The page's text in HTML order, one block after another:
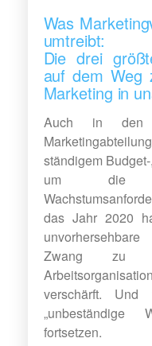
Was
umtreibt:
Die drei
auf dem Weg
Marketing in
Auch in den
ständigem
um die
das Jahr 2020
Zwang zu
verschärft.
„unbeständige
fortsetzen.